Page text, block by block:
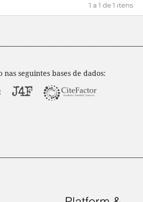
1 a 1 de 1 itens
seguintes bases de dados: